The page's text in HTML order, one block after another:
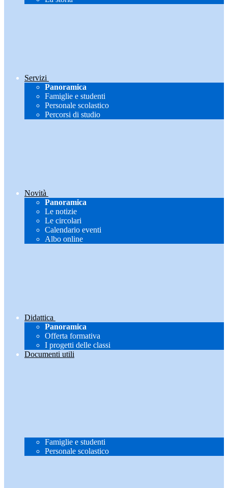
Servizi
Panoramica
Famiglie e studenti
Personale scolastico
Percorsi di studio
Novità
Panoramica
Le notizie
Le circolari
Calendario eventi
Albo online
Didattica
Panoramica
Offerta formativa
I progetti delle classi
Documenti utili
Famiglie e studenti
Personale scolastico